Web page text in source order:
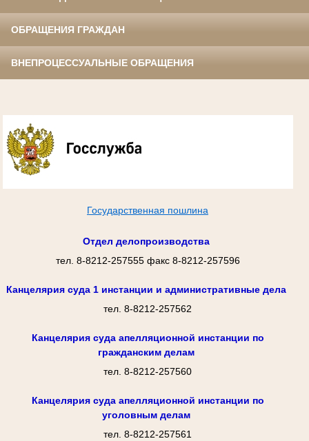
ОБРАЩЕНИЯ ГРАЖДАН
ВНЕПРОЦЕССУАЛЬНЫЕ ОБРАЩЕНИЯ
Государственная пошлина
Отдел делопроизводства
тел. 8-8212-257555 факс 8-8212-257596
Канцелярия суда 1 инстанции и административные дела
тел. 8-8212-257562
Канцелярия суда апелляционной инстанции по
гражданским делам
тел. 8-8212-257560
Канцелярия суда апелляционной инстанции по
уголовным делам
тел. 8-8212-257561